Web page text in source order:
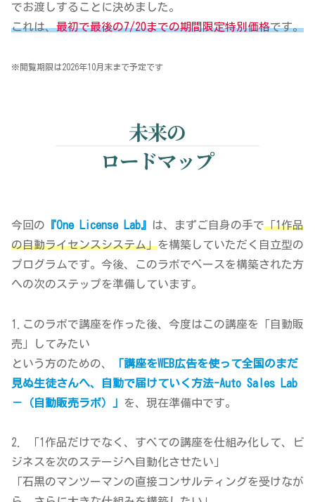
でお渡しすることに決めました。
これは、最初で最後の7/20までの期間限定特別価格です。
※閲覧期限は2026年10月末まで予定です
今回の 『One License Lab』 は、まずご自身の手で「1作品
の自動ライセンスシステム」を構築していただく自立型の
プログラムです。今後、このラボでベースを構築された方
への次のステップを準備しています。
1.このラボで講座を作った後、今度はこの講座を「自動販
売」してみたい
という方のための、
「講座をWEB広告を使って全国のまだ
見ぬ生徒さんへ、自動で届けていく方法-Auto Sales Lab
－（自動販売ラボ）
を、現在準備中です。
2. 「1作品だけでなく、すべての講座を仕組み化して、ビ
ジネスを次のステージへ自動化させたい」
「石黒のマンツーマンの直接コンサルティングを受けなが